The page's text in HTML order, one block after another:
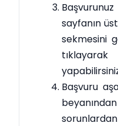
sayfanın
sekmesini
Başvuru